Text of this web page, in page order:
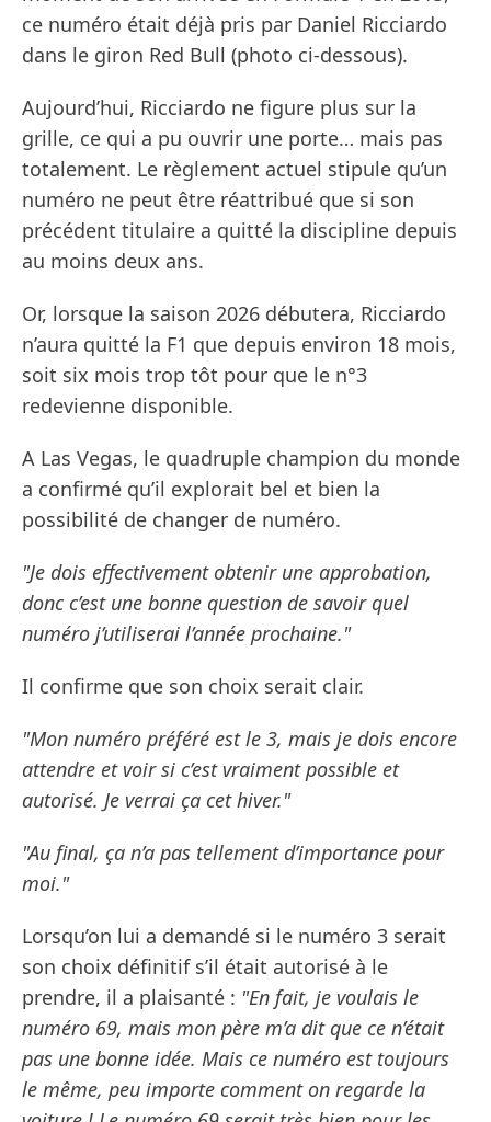
ce numéro était déjà pris par Daniel Ricciardo
dans le giron Red Bull (photo ci-dessous).
Aujourd’hui, Ricciardo ne figure plus sur la
grille, ce qui a pu ouvrir une porte… mais pas
totalement. Le règlement actuel stipule qu’un
numéro ne peut être réattribué que si son
précédent titulaire a quitté la discipline depuis
au moins deux ans.
Or, lorsque la saison 2026 débutera, Ricciardo
n’aura quitté la F1 que depuis environ 18 mois,
soit six mois trop tôt pour que le n°3
redevienne disponible.
A Las Vegas, le quadruple champion du monde
a confirmé qu’il explorait bel et bien la
possibilité de changer de numéro.
"Je dois effectivement obtenir une approbation,
donc c’est une bonne question de savoir quel
numéro j’utiliserai l’année prochaine."
Il confirme que son choix serait clair.
"Mon numéro préféré est le 3, mais je dois encore
attendre et voir si c’est vraiment possible et
autorisé. Je verrai ça cet hiver."
"Au final, ça n’a pas tellement d’importance pour
moi."
Lorsqu’on lui a demandé si le numéro 3 serait
son choix définitif s’il était autorisé à le
prendre, il a plaisanté : "En fait, je voulais le
numéro 69, mais mon père m’a dit que ce n’était
pas une bonne idée. Mais ce numéro est toujours
le même, peu importe comment on regarde la